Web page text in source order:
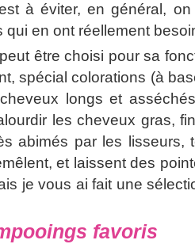
est à éviter, en général,
qui en ont réellement
être choisi pour sa
spécial colorations (à
longs et
les cheveux gras,
abimés par les lisseurs,
et laissent des
je vous ai fait une
favoris